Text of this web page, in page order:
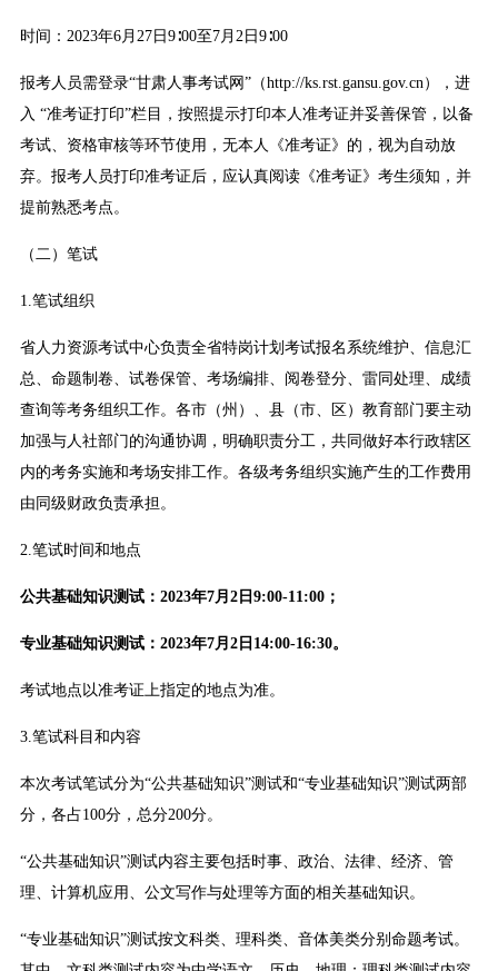
时间：2023年6月27日9∶00至7月2日9∶00
报考人员需登录“甘肃人事考试网”（http://ks.rst.gansu.gov.cn），进
入 “准考证打印”栏目，按照提示打印本人准考证并妥善保管，以备
考试、资格审核等环节使用，无本人《准考证》的，视为自动放
弃。报考人员打印准考证后，应认真阅读《准考证》考生须知，并
提前熟悉考点。
（二）笔试
1.笔试组织
省人力资源考试中心负责全省特岗计划考试报名系统维护、信息汇
总、命题制卷、试卷保管、考场编排、阅卷登分、雷同处理、成绩
查询等考务组织工作。各市（州）、县（市、区）教育部门要主动
加强与人社部门的沟通协调，明确职责分工，共同做好本行政辖区
内的考务实施和考场安排工作。各级考务组织实施产生的工作费用
由同级财政负责承担。
2.笔试时间和地点
公共基础知识测试：2023年7月2日9:00-11:00；
专业基础知识测试：2023年7月2日14:00-16:30。
考试地点以准考证上指定的地点为准。
3.笔试科目和内容
本次考试笔试分为“公共基础知识”测试和“专业基础知识”测试两部
分，各占100分，总分200分。
“公共基础知识”测试内容主要包括时事、政治、法律、经济、管
理、计算机应用、公文写作与处理等方面的相关基础知识。
“专业基础知识”测试按文科类、理科类、音体美类分别命题考试。